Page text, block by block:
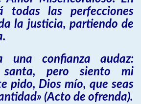
todas las perfecciones
la justicia, partiendo de
una confianza audaz:
santa, pero siento mi
pido, Dios mío, que seas
(Acto de ofrenda).